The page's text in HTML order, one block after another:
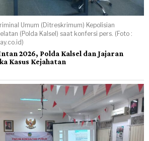
Umum (Ditreskrimum) Kepolisian
(Polda Kalsel) saat konfersi pers. (Foto :
2026, Polda Kalsel dan Jajaran
Kasus Kejahatan